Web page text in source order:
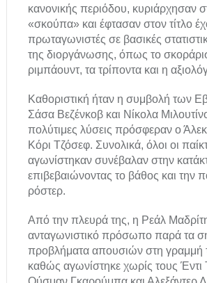
κανονικής περιόδου, κυριάρχησαν
«σκούπα» και έφτασαν στον τίτλο
πρωταγωνιστές σε βασικές
της διοργάνωσης, όπως το
ριμπάουντ, τα τρίποντα και η
Καθοριστική ήταν η συμβολή των
Σάσα Βεζένκοβ και Νίκολα
πολύτιμες λύσεις πρόσφεραν ο Άλεκ
Κόρι Τζόσεφ. Συνολικά, όλοι οι
αγωνίστηκαν συνέβαλαν στην
επιβεβαιώνοντας το βάθος και την
ρόστερ.
Από την πλευρά της, η Ρεάλ
ανταγωνιστικό πρόσωπο παρά τα
προβλήματα απουσιών στη
καθώς αγωνίστηκε χωρίς τους Έντι